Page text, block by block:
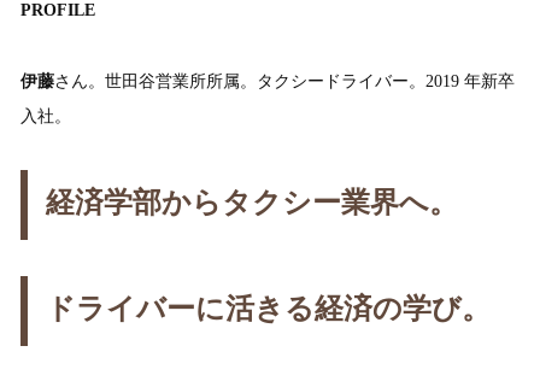
PROFILE
伊藤さん。世田谷営業所所属。タクシードライバー。2019 年新卒
入社。
経済学部からタクシー業界へ。
ドライバーに活きる経済の学び。